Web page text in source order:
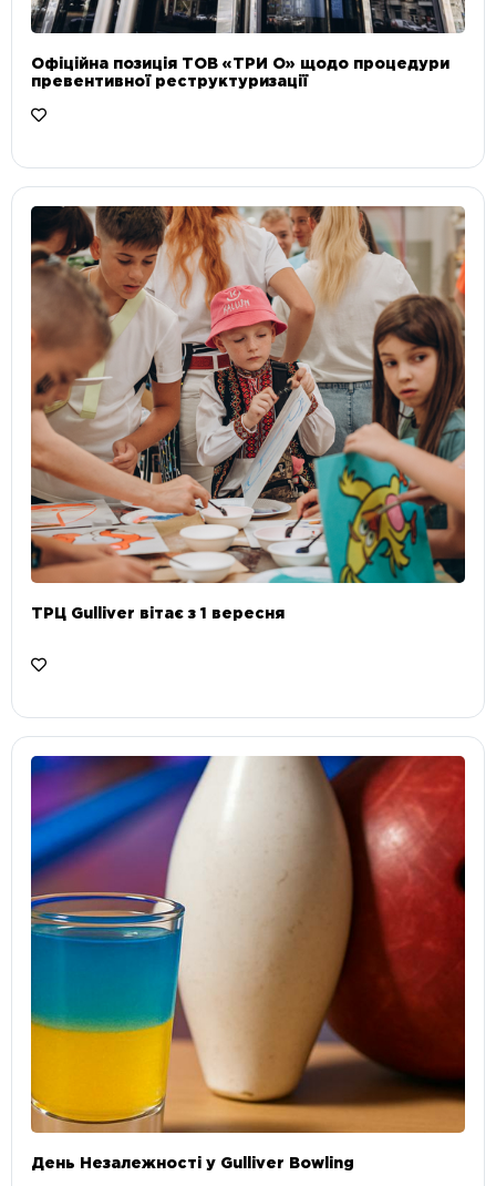
Офіційна позиція ТОВ «ТРИ О» щодо процедури
превентивної реструктуризації
ТРЦ Gulliver вітає з 1 вересня
День Незалежності у Gulliver Bowling